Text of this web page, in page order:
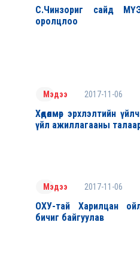
С.Чинзориг сайд
оролцлоо
Мэдээ 2017-11-06
Хөдөлмөр эрхлэлтийн
үйл ажиллагааны талаар
Мэдээ 2017-11-06
ОХУ-тай Харилцан
бичиг байгуулав